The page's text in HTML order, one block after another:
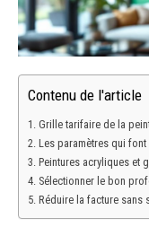
Contenu de l'article
Grille tarifaire de la
Les paramètres qui
Peintures acryliques et
Sélectionner le bon
Réduire la facture sans